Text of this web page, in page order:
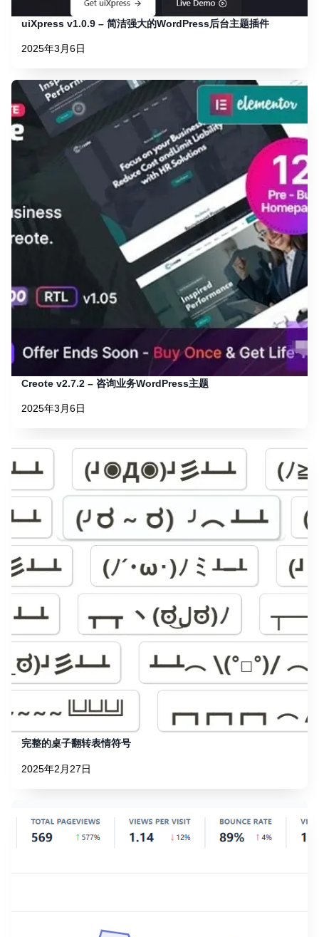
uiXpress v1.0.9 – 简洁强大的WordPress后台主题插件
2025年3月6日
Creote v2.7.2 – 咨询业务WordPress主题
2025年3月6日
完整的桌子翻转表情符号
2025年2月27日